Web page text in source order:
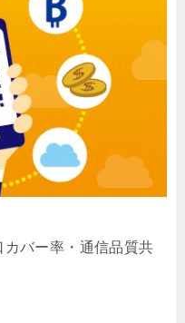
バー率・通信品質共